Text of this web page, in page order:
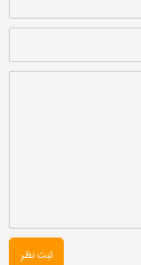
ثبت نظر